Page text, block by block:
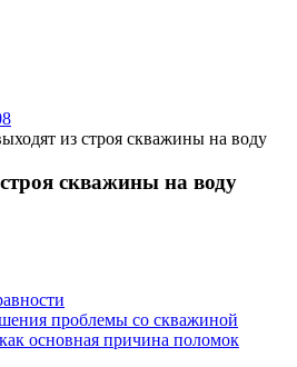
из строя скважины на воду
скважины на воду
проблемы со скважиной
основная причина поломок